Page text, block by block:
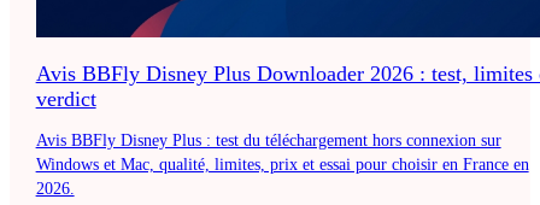
Avis BBFly Disney Plus Downloader 2026 : test, limites
verdict
Avis BBFly Disney Plus : test du téléchargement hors connexion sur
Windows et Mac, qualité, limites, prix et essai pour choisir en France en
2026.